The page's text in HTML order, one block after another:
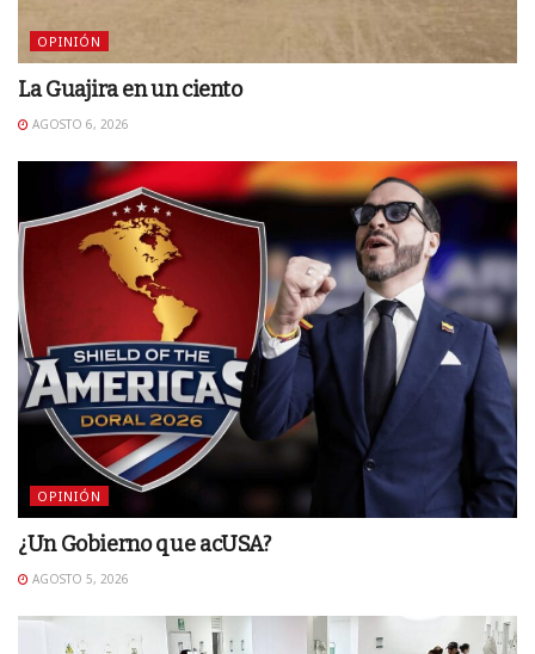
OPINIÓN
La Guajira en un ciento
AGOSTO 6, 2026
OPINIÓN
¿Un Gobierno que acUSA?
AGOSTO 5, 2026